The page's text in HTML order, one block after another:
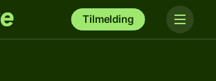
Tilmelding